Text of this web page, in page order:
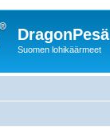
DragonPesä
Suomen lohikäärmeet